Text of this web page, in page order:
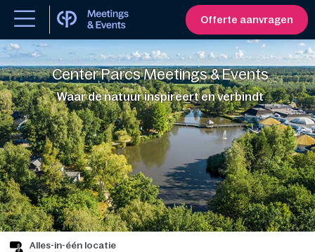
Offerte aanvragen
Center Parcs Meetings & Events
Waar de natuur inspireert en verbindt
Alles-in-één locatie